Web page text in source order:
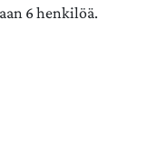
6 henkilöä.